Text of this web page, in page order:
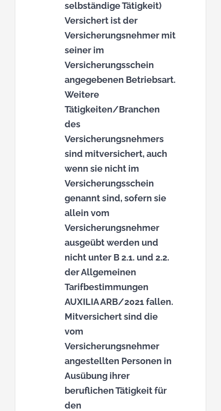
selbständige Tätigkeit)
Versichert ist der
Versicherungsnehmer mit
seiner im
Versicherungsschein
angegebenen Betriebsart.
Weitere
Tätigkeiten/Branchen
des
Versicherungsnehmers
sind mitversichert, auch
wenn sie nicht im
Versicherungsschein
genannt sind, sofern sie
allein vom
Versicherungsnehmer
ausgeübt werden und
nicht unter B 2.1. und 2.2.
der Allgemeinen
Tarifbestimmungen
AUXILIA ARB/2021 fallen.
Mitversichert sind die
vom
Versicherungsnehmer
angestellten Personen in
Ausübung ihrer
beruflichen Tätigkeit für
den